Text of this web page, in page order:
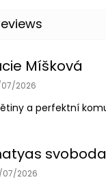
Míšková
store rating is 5 out
2026
a perfektní
svoboda
store rating is 5 out
2026